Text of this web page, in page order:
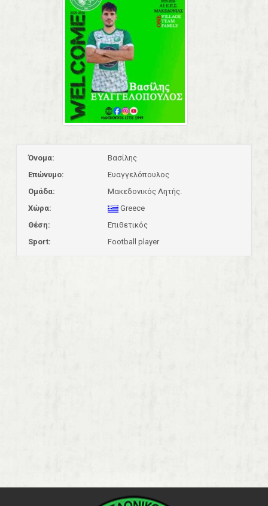
Όνομα:
Βασίλης
Επώνυμο:
Ευαγγελόπουλος
Ομάδα:
Μακεδονικός Λητής.
Χώρα:
Greece
Θέση:
Επιθετικός
Sport:
Football player